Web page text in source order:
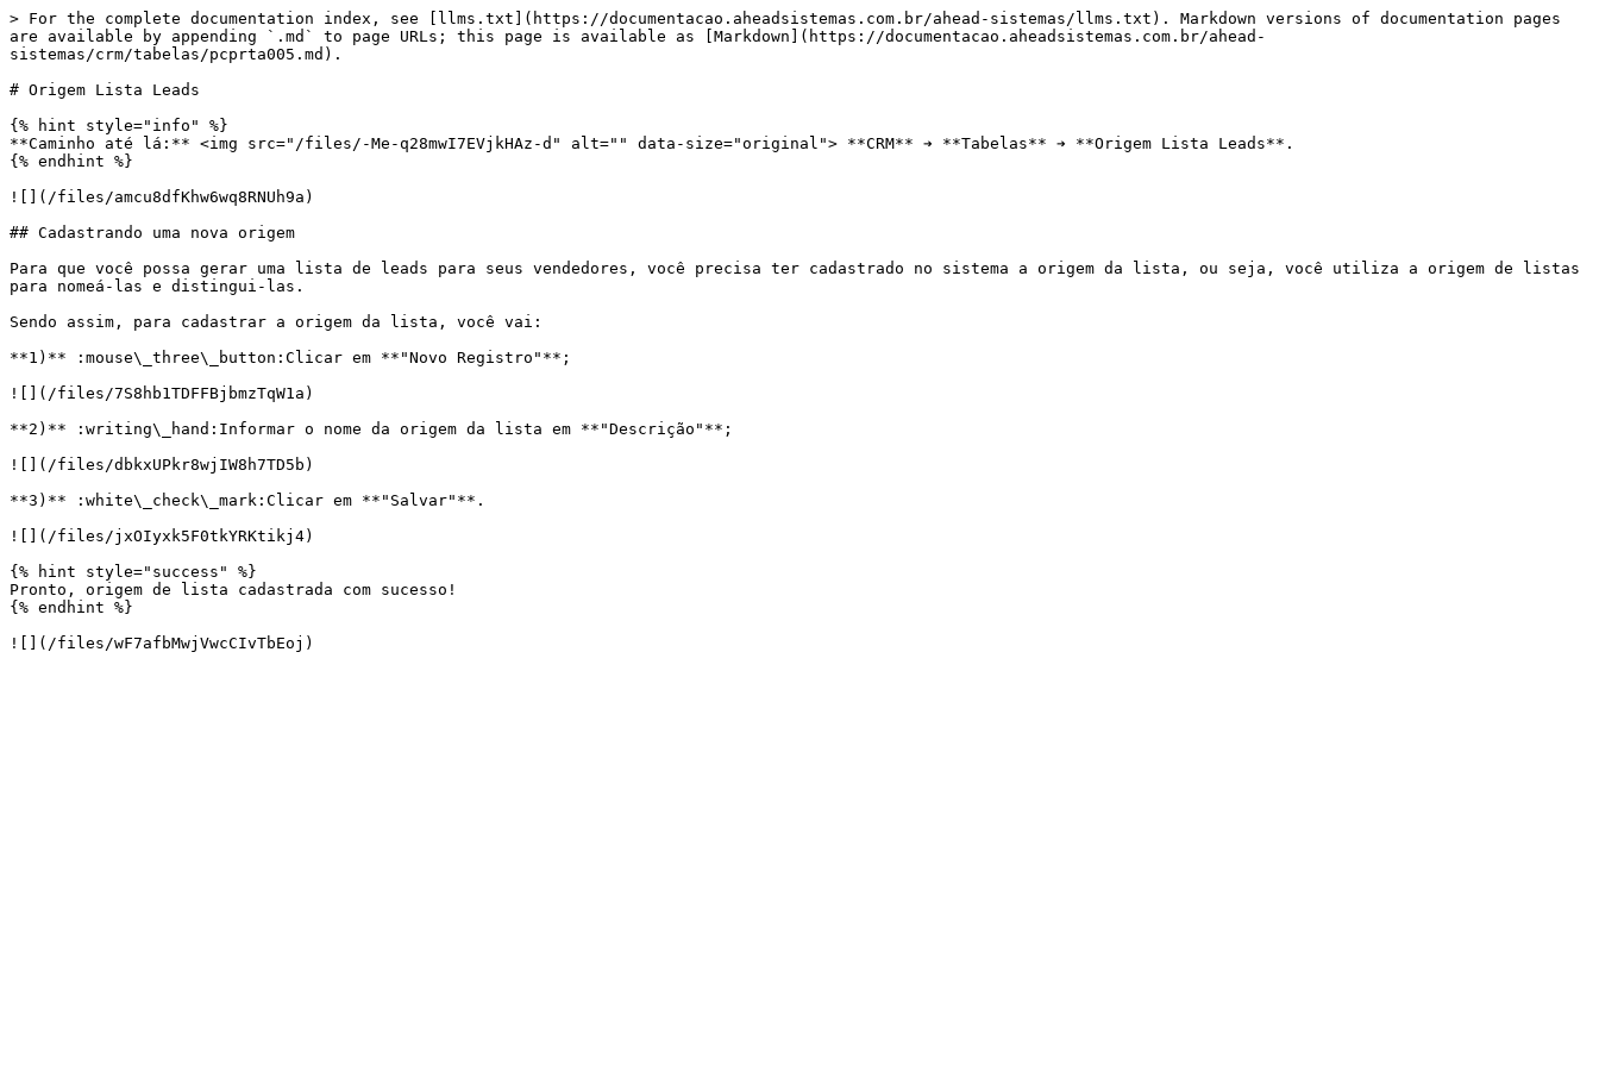
> For the complete documentation index, see [llms.txt](https://documentacao.aheadsistemas.com.br/ahead-sistemas/llms.txt). Markdown versions of documentation pages
are available by appending `.md` to page URLs; this page is available as [Markdown](https://documentacao.aheadsistemas.com.br/ahead-
sistemas/crm/tabelas/pcprta005.md).
# Origem Lista Leads
{% hint style="info" %}
**Caminho até lá:** <img src="/files/-Me-q28mwI7EVjkHAz-d" alt="" data-size="original"> **CRM** ➔ **Tabelas** ➔ **Origem Lista Leads**.
{% endhint %}
![](/files/amcu8dfKhw6wq8RNUh9a)
## Cadastrando uma nova origem
Para que você possa gerar uma lista de leads para seus vendedores, você precisa ter cadastrado no sistema a origem da lista, ou seja, você utiliza a origem de listas
para nomeá-las e distingui-las.
Sendo assim, para cadastrar a origem da lista, você vai:
**1)** :mouse\_three\_button:Clicar em **"Novo Registro"**;
![](/files/7S8hb1TDFFBjbmzTqW1a)
**2)** :writing\_hand:Informar o nome da origem da lista em **"Descrição"**;
![](/files/dbkxUPkr8wjIW8h7TD5b)
**3)** :white\_check\_mark:Clicar em **"Salvar"**.
![](/files/jxOIyxk5F0tkYRKtikj4)
{% hint style="success" %}
Pronto, origem de lista cadastrada com sucesso!
{% endhint %}